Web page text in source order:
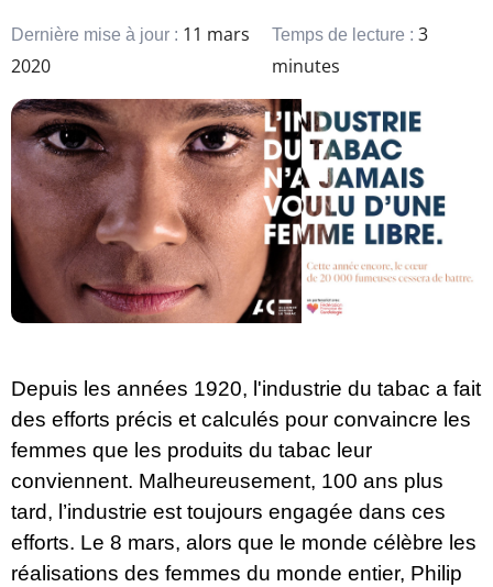
Dernière mise à jour : 11 mars
2020
Temps de lecture : 3
minutes
Depuis les années 1920, l'industrie du tabac a fait
des efforts précis et calculés pour convaincre les
femmes que les produits du tabac leur
conviennent. Malheureusement, 100 ans plus
tard, l’industrie est toujours engagée dans ces
efforts. Le 8 mars, alors que le monde célèbre les
réalisations des femmes du monde entier, Philip